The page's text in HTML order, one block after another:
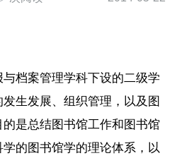
目的是总结图
档案管理学科下设的二级学
生发展、组织管理，以及图
是总结图书馆工作和图书馆
的图书馆学的理论体系，以